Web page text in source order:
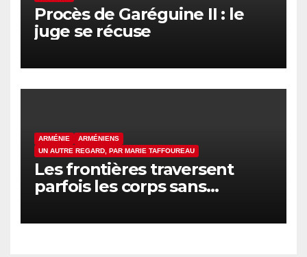
Procès de Garéguine II : le
juge se récuse
ARMÉNIE
ARMÉNIENS
UN AUTRE REGARD, PAR MARIE TAFFOUREAU
Les frontières traversent
parfois les corps sans